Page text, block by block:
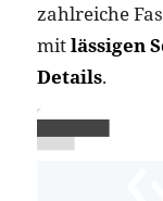
zahlreiche
mitlässigen
Details.